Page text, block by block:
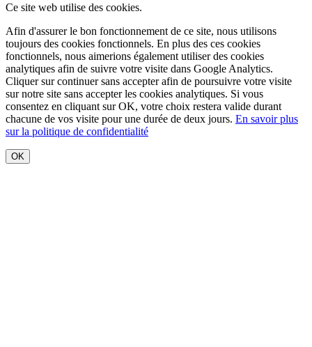
Ce site web utilise des cookies.
Afin d'assurer le bon fonctionnement de ce site, nous utilisons
toujours des cookies fonctionnels. En plus des ces cookies
fonctionnels, nous aimerions également utiliser des cookies
analytiques afin de suivre votre visite dans Google Analytics.
Cliquer surcontinuer sans accepterafin de poursuivre votre visite
sur notre site sans accepter les cookies analytiques. Si vous
consentez en cliquant sur OK, votre choix restera valide durant
chacune de vos visite pour une durée de deux jours. En savoir plus
sur la politique de confidentialité
OK